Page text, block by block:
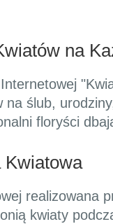
na
na ślub,
floryści
Kwiatowa
realizowana
kwiaty